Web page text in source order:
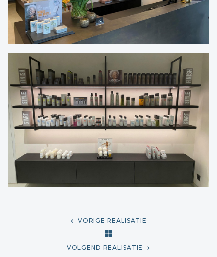
VORIGE REALISATIE
VOLGEND REALISATIE